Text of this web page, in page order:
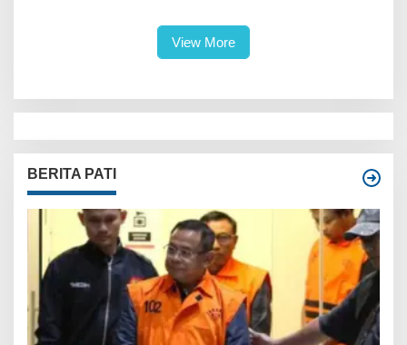
View More
BERITA PATI